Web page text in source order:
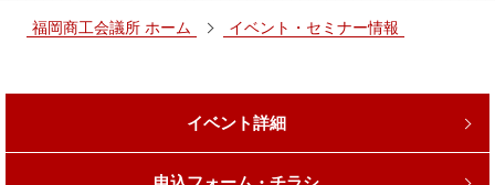
福岡商工会議所 ホーム イベント・セミナー情報
イベント詳細